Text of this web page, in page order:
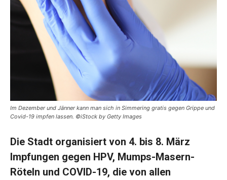
Im Dezember und Jänner kann man sich in Simmering gratis gegen Grippe und
Covid-19 impfen lassen. ©iStock by Getty Images
Die Stadt organisiert von 4. bis 8. März
Impfungen gegen HPV, Mumps-Masern-
Röteln und COVID-19, die von allen